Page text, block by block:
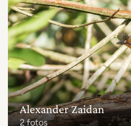
Alexander Zaidan
2 fotos